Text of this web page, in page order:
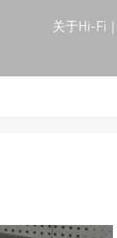
关于Hi-Fi